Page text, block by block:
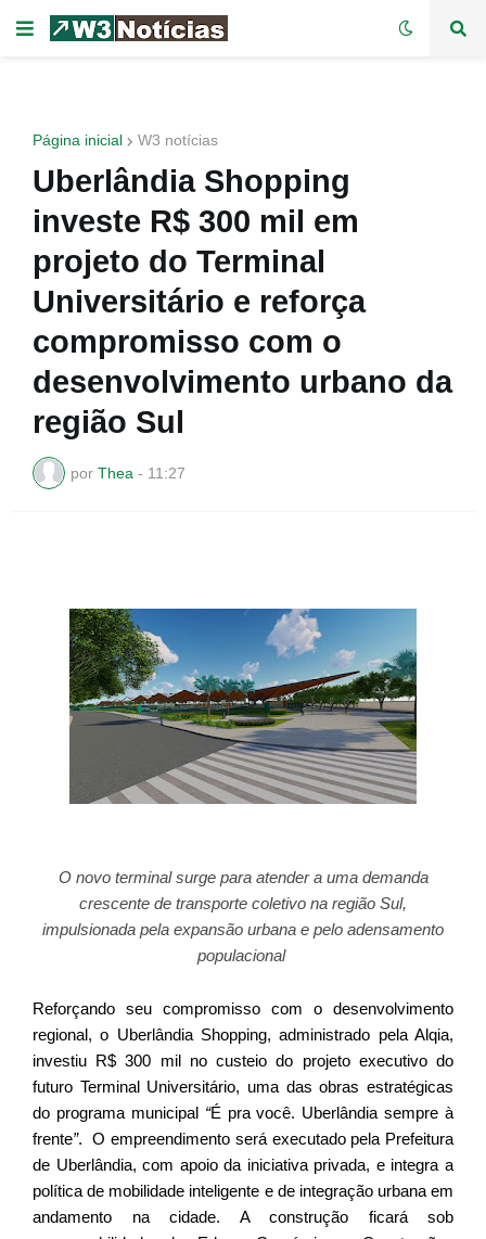
Página inicial W3 notícias
Uberlândia Shopping
investe R$ 300 mil em
projeto do Terminal
Universitário e reforça
compromisso com o
desenvolvimento urbano da
região Sul
por Thea - 11:27
O novo terminal surge para atender a uma demanda
crescente de transporte coletivo na região Sul,
impulsionada pela expansão urbana e pelo adensamento
populacional
Reforçando seu compromisso com o desenvolvimento
regional, o Uberlândia Shopping, administrado pela Alqia,
investiu R$ 300 mil no custeio do projeto executivo do
futuro Terminal Universitário, uma das obras estratégicas
do programa municipal “É pra você. Uberlândia sempre à
frente”. O empreendimento será executado pela Prefeitura
de Uberlândia, com apoio da iniciativa privada, e integra a
política de mobilidade inteligente e de integração urbana em
andamento na cidade. A construção ficará sob